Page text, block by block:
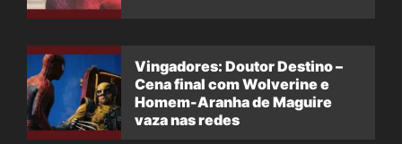
Vingadores: Doutor Destino –
Cena final com Wolverine e
Homem-Aranha de Maguire
vaza nas redes